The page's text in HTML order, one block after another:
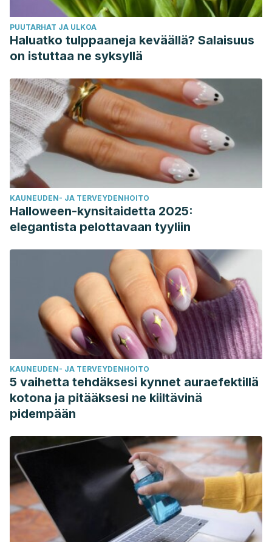
PUUTARHAT JA ULKOA
Haluatko tulppaaneja keväällä? Salaisuus
on istuttaa ne syksyllä
KAUNEUDEN- JA TERVEYDENHOITO
Halloween-kynsitaidetta 2025:
elegantista pelottavaan tyyliin
KAUNEUDEN- JA TERVEYDENHOITO
5 vaihetta tehdäksesi kynnet auraefektillä
kotona ja pitääksesi ne kiiltävinä
pidempään